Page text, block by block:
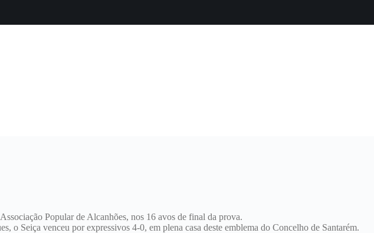
Popular de Alcanhões, nos 16 avos de final da prova.
Seiça venceu por expressivos 4-0, em plena casa deste emblema do Concelho de Santarém.